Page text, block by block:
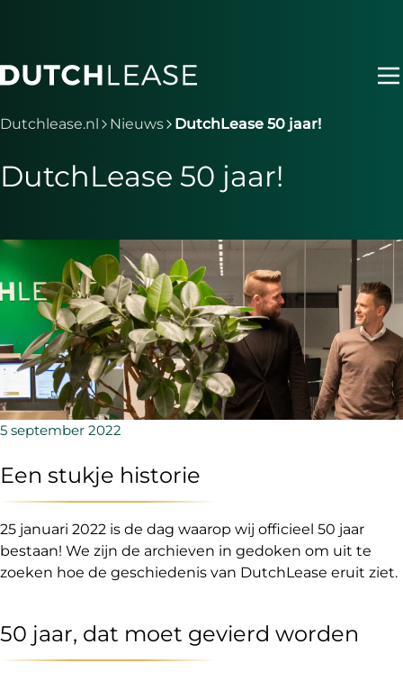
Je bent nu voorbij het hoofdmenu
Dutchlease.nl Nieuws DutchLease 50 jaar!
DutchLease 50 jaar!
5 september 2022
Een stukje historie
25 januari 2022 is de dag waarop wij officieel 50 jaar
bestaan! We zijn de archieven in gedoken om uit te
zoeken hoe de geschiedenis van DutchLease eruit ziet.
50 jaar, dat moet gevierd worden